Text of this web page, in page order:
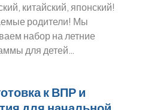
китайский, японский!
родители! Мы
набор на летние
для детей…
к ВПР и